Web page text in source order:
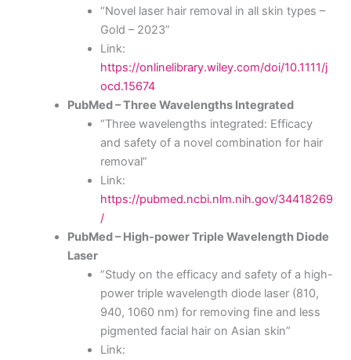
“Novel laser hair removal in all skin types –
Gold – 2023”
Link:
https://onlinelibrary.wiley.com/doi/10.1111/j
ocd.15674
PubMed – Three Wavelengths Integrated
“Three wavelengths integrated: Efficacy
and safety of a novel combination for hair
removal”
Link:
https://pubmed.ncbi.nlm.nih.gov/34418269
/
PubMed – High-power Triple Wavelength Diode
Laser
“Study on the efficacy and safety of a high-
power triple wavelength diode laser (810,
940, 1060 nm) for removing fine and less
pigmented facial hair on Asian skin”
Link: